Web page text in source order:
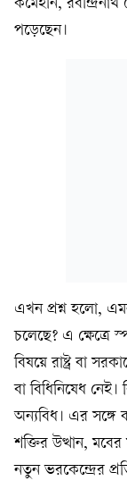
কমেইনি,
পড়েছেন।
এখন প্রশ্ন হলো,
চলেছে? এ ক্ষেত্রে
বিষয়ে রাষ্ট্র বা
বা বিধিনিষেধ
অন্যবিধ। এর সঙ্গে
শক্তির উত্থান,
নতুন ভরকেন্দ্রের